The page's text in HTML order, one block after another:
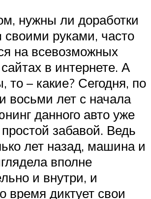
нужны ли доработки
руками, часто
на всевозможных
в интернете. А
то – какие? Сегодня, по
восьми лет с начала
данного авто уже
забавой. Ведь
лет назад, машина и
вполне
и внутри, и
время диктует свои